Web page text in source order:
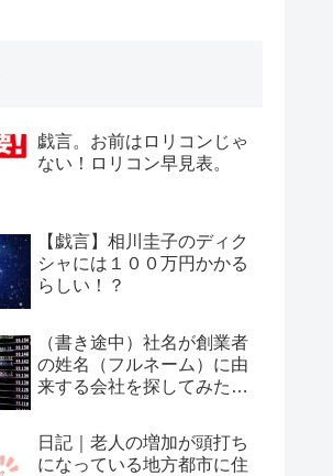
戯言。お前はロリコンじゃ
ない！ロリコン早見表。
【戯言】相川圭子のディク
シャには１００万円かかる
らしい！？
（書き途中）社名が創業者
の姓名（フルネーム）に由
来する会社を探してみた…
日記｜老人の増加が頭打ち
になっている地方都市に住